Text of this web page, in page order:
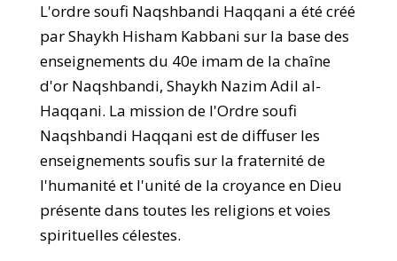
L'ordre soufi Naqshbandi Haqqani a été créé
par Shaykh Hisham Kabbani sur la base des
enseignements du 40e imam de la chaîne
d'or Naqshbandi, Shaykh Nazim Adil al-
Haqqani. La mission de l'Ordre soufi
Naqshbandi Haqqani est de diffuser les
enseignements soufis sur la fraternité de
l'humanité et l'unité de la croyance en Dieu
présente dans toutes les religions et voies
spirituelles célestes.